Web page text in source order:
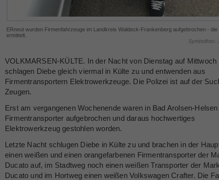
ERneut wurden Firmenfahrzeuge im Landkreis Waldeck-Frankenberg aufgebrochen - die
ermittelt.
Symbolfoto:
VOLKMARSEN-KÜLTE. In der Nacht von Dienstag auf Mittwoch
schlagen Diebe gleich viermal in Külte zu und entwenden aus
Firmentransportern Elektrowerkzeuge. Die Polizei ist auf der
Zeugen.
Erst am vergangenen Wochenende waren in Bad Arolsen-
Firmentransporter aufgebrochen und daraus hochwertiges
Elektrowerkzeug gestohlen worden.
Letzte Nacht schlugen Diebe in Külte zu und brachen in der
einen weißen und einen orangefarbenen Firmentransporter der
Ducato auf, im Stadtweg noch einen weißen Transporter der
Ducato und im Hortweg einen weißen Volkswagen Crafter. Die